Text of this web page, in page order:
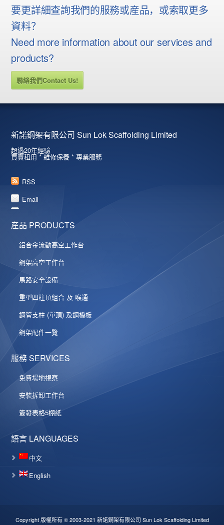
要更詳細查詢我們的服務或産品，或索取更多
資料？
Need more information about our services and
products?
聯絡我們Contact Us!
新諾鋼架有限公司 Sun Lok Scaffolding Limited
超過20年經驗
買賣租用 * 維修保養 * 專業服務
RSS
Email
産品 PRODUCTS
鋁合金流動高空工作台
鋼架高空工作台
馬路安全設備
重型四柱頂組合 及 喉通
鋼管支柱 (單頂) 及鋼橋板
鋼架配件一覽
服務 SERVICES
免費場地視察
安裝拆卸工作台
簽發表格5棚紙
語言 LANGUAGES
中文
English
Copyright 版權所有 © 2003-2021 新諾鋼架有限公司 Sun Lok Scaffolding Limited